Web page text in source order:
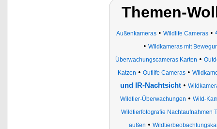
Themen-
Außenkameras• Wildlife Cameras•
• Wildkameras mit
Überwachungscameras Karten •
Katzen • Outlife Cameras •
und IR-Nachtsicht•
Wildtier-Überwachungen • Wild-
Wildtierfotografie Nachtaufnahmen
außen •